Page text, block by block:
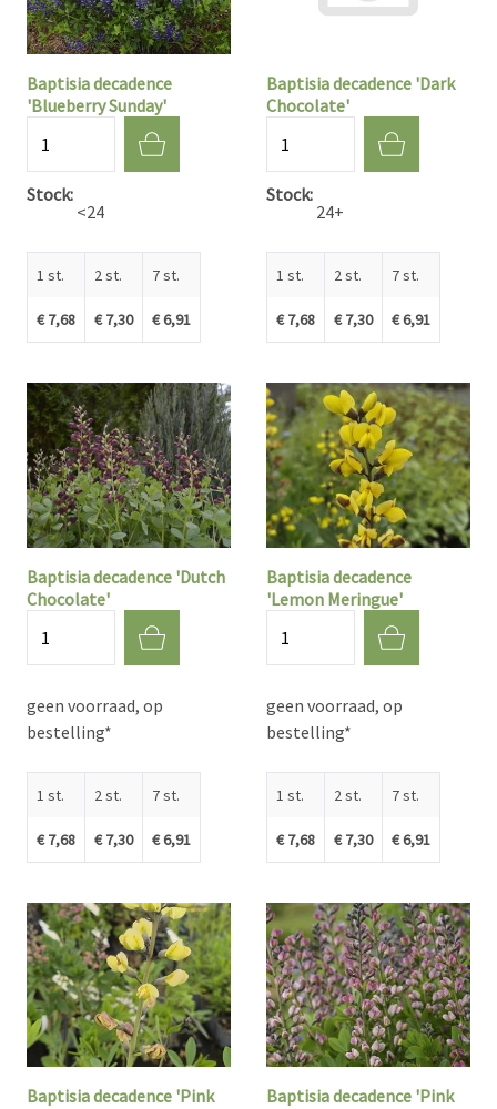
Baptisia decadence
'Blueberry Sunday'
Stock
<24
1 st.
€ 7,68
2 st.
€ 7,30
7 st.
€ 6,91
Baptisia decadence 'Dark
Chocolate'
Stock
24+
1 st.
€ 7,68
2 st.
€ 7,30
7 st.
€ 6,91
Baptisia decadence 'Dutch
Chocolate'
geen voorraad, op
bestelling*
1 st.
€ 7,68
2 st.
€ 7,30
7 st.
€ 6,91
Baptisia decadence
'Lemon Meringue'
geen voorraad, op
bestelling*
1 st.
€ 7,68
2 st.
€ 7,30
7 st.
€ 6,91
Baptisia decadence 'Pink
Baptisia decadence 'Pink